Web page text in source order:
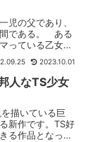
児の父であり、
である。 ある
っている乙女ゲ
が、悪役令嬢が
破棄されるとい
。...
2023.10.01
人なTS少女
描いている巨
新作です。TS好
る作品となって